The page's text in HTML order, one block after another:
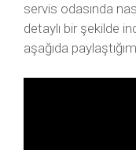
servis odasında
detaylı bir şekilde
aşağıda